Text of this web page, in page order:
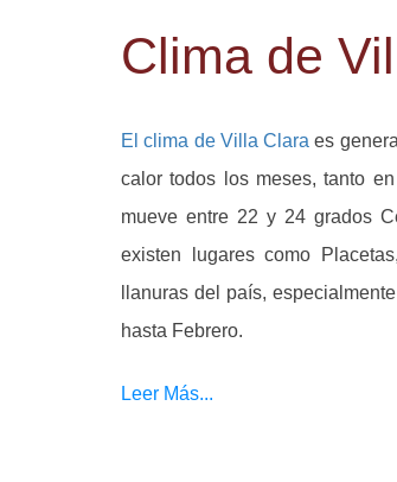
Clima de
El clima de Villa Clara es
calor todos los meses, tanto
mueve entre 22 y 24 grados
existen lugares como
llanuras del país,
hasta Febrero.
Leer Más...